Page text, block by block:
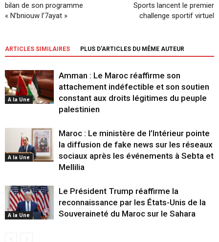
bilan de son programme
« N’bniouw l’7ayat »
Sports lancent le premier
challenge sportif virtuel
ARTICLES SIMILAIRES PLUS D'ARTICLES DU MÊME AUTEUR
A la Une
Amman : Le Maroc réaffirme son
attachement indéfectible et son soutien
constant aux droits légitimes du peuple
palestinien
A la Une
Maroc : Le ministère de l’Intérieur pointe
la diffusion de fake news sur les réseaux
sociaux après les événements à Sebta et
Mellilia
A la Une
Le Président Trump réaffirme la
reconnaissance par les États-Unis de la
Souveraineté du Maroc sur le Sahara